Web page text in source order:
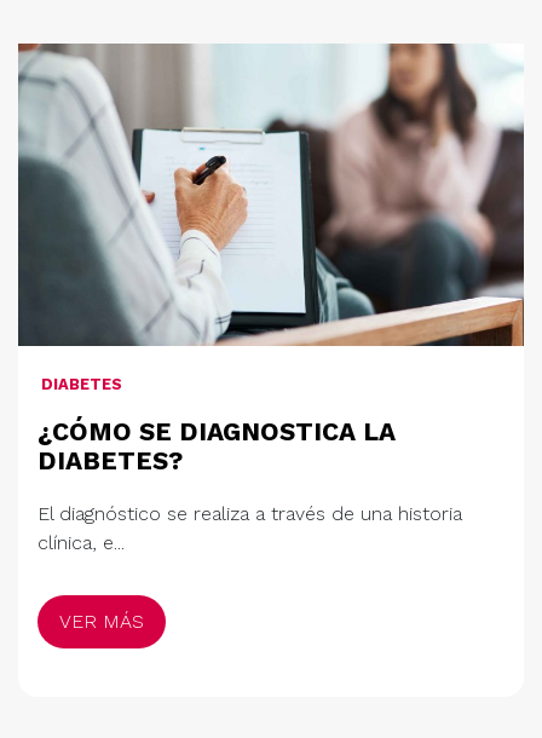
DIABETES
¿CÓMO SE DIAGNOSTICA LA
DIABETES?
El diagnóstico se realiza a través de una historia
clínica, e...
VER MÁS